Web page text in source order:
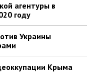
агентуры в
году
Украины
Крыма